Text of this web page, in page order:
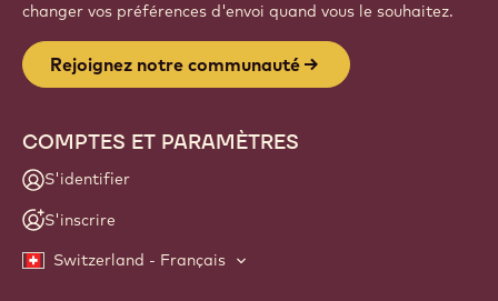
changer vos préférences d'envoi quand vous le souhaitez.
Rejoignez notre communauté
COMPTES ET PARAMÈTRES
S'identifier
S'inscrire
Switzerland - Français